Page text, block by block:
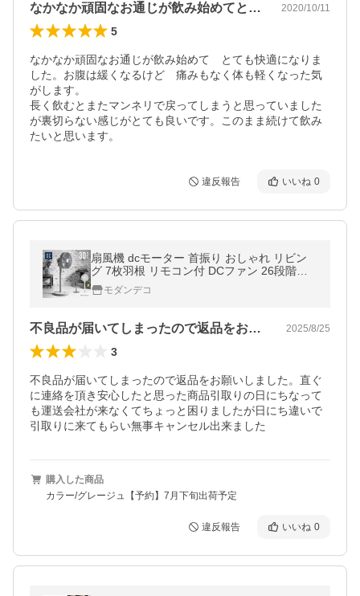
なかなか頑固なお通じが飲み始めてとても… 2020/10/11
5
なかなか頑固なお通じが飲み始めて　とても快適になりま
した。お腹は緩くなるけど　痛みもなく体も軽くなった気
がします。
長く飲むとまたマンネリで戻ってしまうと思っていました
が裏切らない感じがとても良いです。このまま続けて飲み
たいと思います。
違反報告 いいね 0
扇風機 dcモーター 首振り おしゃれ リビン
グ 7枚羽根 リモコン付 DCファン 26段階風
量調節 自動OFFタイマー 省エネ 爆買
モダンデコ
不良品が届いてしまったので返品をお願い… 2025/8/25
3
不良品が届いてしまったので返品をお願いしました。直ぐ
に連絡を頂き安心したと思った商品引取りの日にちなって
も運送会社が来なくてちょっと困りましたが日にち違いで
引取りに来てもらい無事キャンセル出来ました
購入した商品
カラー/グレージュ【予約】7月下旬出荷予定
違反報告 いいね 0